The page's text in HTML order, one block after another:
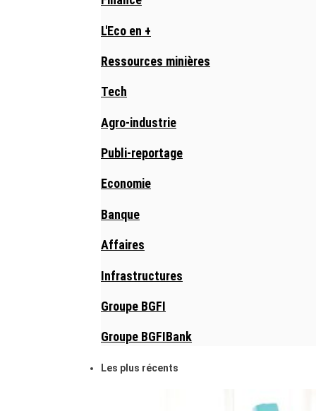
L'Eco en +
Ressources minières
Tech
Agro-industrie
Publi-reportage
Economie
Banque
Affaires
Infrastructures
Groupe BGFI
Groupe BGFIBank
Les plus récents